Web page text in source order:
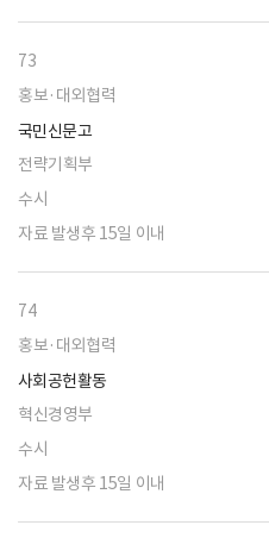
73
홍보·대외협력
국민신문고
전략기획부
수시
자료 발생후 15일 이내
74
홍보·대외협력
사회공헌활동
혁신경영부
수시
자료 발생후 15일 이내